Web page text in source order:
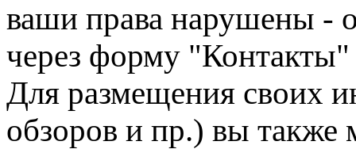
ваши права нарушены -
через форму "Контакты"
Для размещения своих
обзоров и пр.) вы также